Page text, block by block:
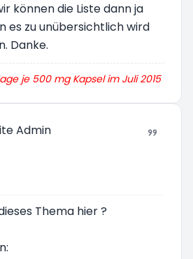
können die Liste dann ja
es zu unübersichtlich wird
Danke.
je 500 mg Kapsel im Juli 2015
Thema hier ?